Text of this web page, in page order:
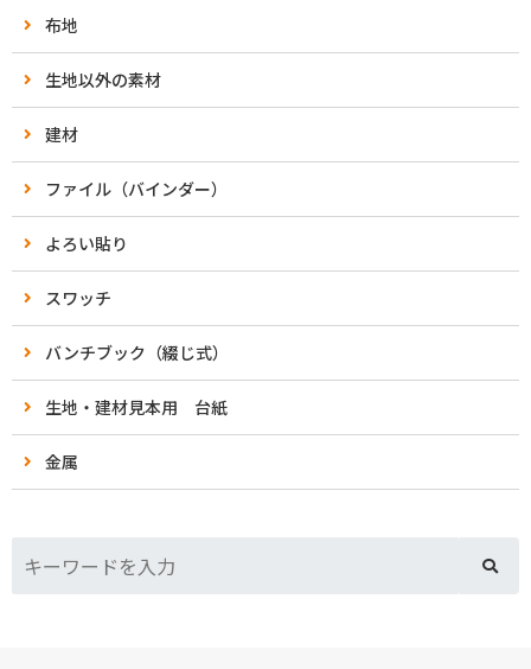
布地
生地以外の素材
建材
ファイル（バインダー）
よろい貼り
スワッチ
バンチブック（綴じ式）
生地・建材見本用 台紙
金属